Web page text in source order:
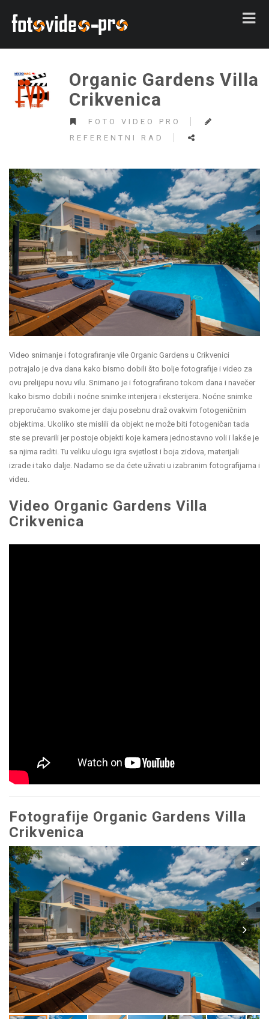
Organic Gardens Villa
Crikvenica
FOTO VIDEO PRO
REFERENTNI RAD
Video snimanje i fotografiranje vile Organic Gardens u Crikvenici
potrajalo je dva dana kako bismo dobili što bolje fotografije i video za
ovu prelijepu novu vilu. Snimano je i fotografirano tokom dana i navečer
kako bismo dobili i noćne snimke interijera i eksterijera. Noćne snimke
preporučamo svakome jer daju posebnu draž ovakvim fotogeničnim
objektima. Ukoliko ste mislili da objekt ne može biti fotogeničan tada
ste se prevarili jer postoje objekti koje kamera jednostavno voli i lakše je
sa njima raditi. Tu veliku ulogu igra svjetlost i boja zidova, materijali
izrade i tako dalje. Nadamo se da ćete uživati u izabranim fotografijama i
videu.
Video Organic Gardens Villa
Crikvenica
Fotografije Organic Gardens Villa
Crikvenica